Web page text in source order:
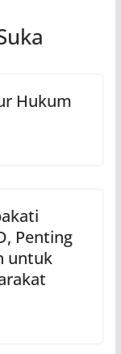
Hukum
Penting
untuk